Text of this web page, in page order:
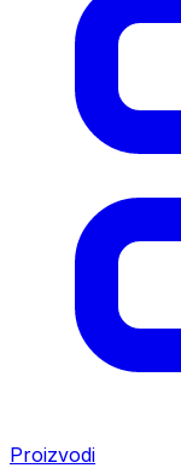
Proizvodi